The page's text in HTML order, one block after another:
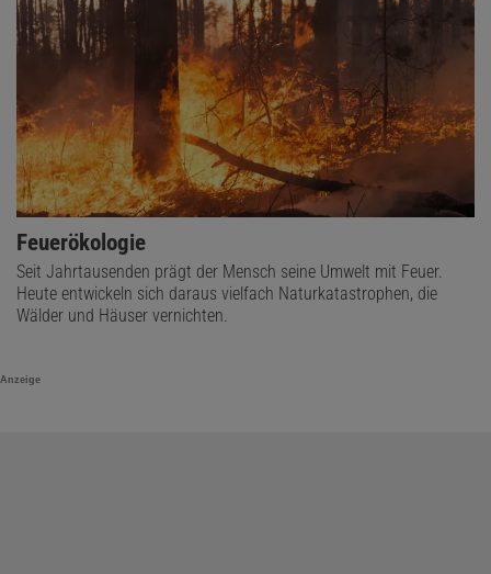
Feuerökologie
Seit Jahrtausenden prägt der Mensch seine Umwelt mit Feuer.
Heute entwickeln sich daraus vielfach Naturkatastrophen, die
Wälder und Häuser vernichten.
Anzeige